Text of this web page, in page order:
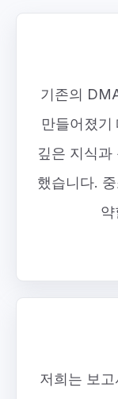
기존의
만들어졌기
깊은 지식과
했습니다.
저희는 보